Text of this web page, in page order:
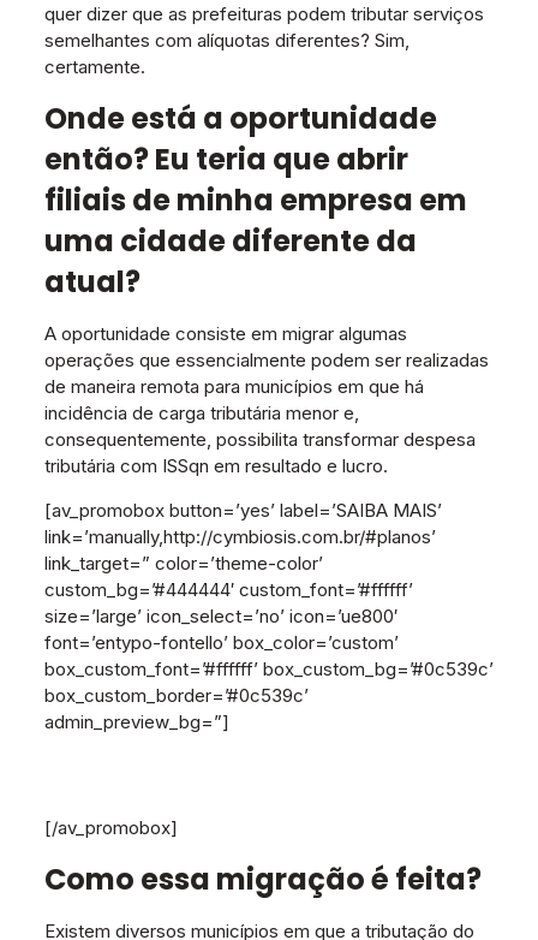
quer dizer que as prefeituras podem tributar serviços
semelhantes com alíquotas diferentes? Sim,
certamente.
Onde está a oportunidade
então? Eu teria que abrir
filiais de minha empresa em
uma cidade diferente da
atual?
A oportunidade consiste em migrar algumas
operações que essencialmente podem ser realizadas
de maneira remota para municípios em que há
incidência de carga tributária menor e,
consequentemente, possibilita transformar despesa
tributária com ISSqn em resultado e lucro.
[av_promobox button=’yes’ label=’SAIBA MAIS’
link=’manually,http://cymbiosis.com.br/#planos’
link_target=” color=’theme-color’
custom_bg=’#444444′ custom_font=’#ffffff’
size=’large’ icon_select=’no’ icon=’ue800′
font=’entypo-fontello’ box_color=’custom’
box_custom_font=’#ffffff’ box_custom_bg=’#0c539c’
box_custom_border=’#0c539c’
admin_preview_bg=”]
[/av_promobox]
Como essa migração é feita?
Existem diversos municípios em que a tributação do